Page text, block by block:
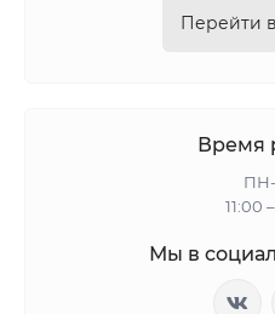
Перейти
Время
11:00
Мы в